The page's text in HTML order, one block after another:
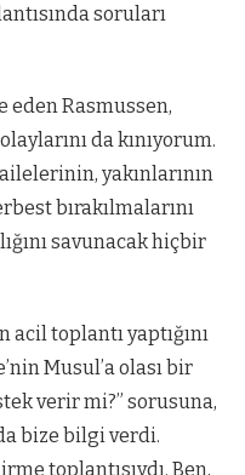
soruları
eden Rasmussen,
da kınıyorum.
yakınlarının
bırakılmalarını
savunacak hiçbir
acil toplantı yaptığını
Musul’a olası bir
verir mi?” sorusuna,
bize bilgi verdi.
toplantısıydı. Ben,